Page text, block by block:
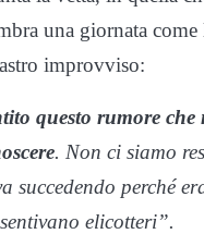
una giornata
improvviso:
questo rumore che
. Non ci siamo
succedendo perché
elicotteri”.